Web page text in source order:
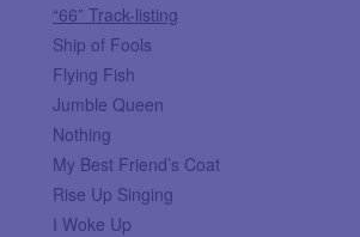
“66” Track-listing
Ship of Fools
Flying Fish
Jumble Queen
Nothing
My Best Friend’s Coat
Rise Up Singing
I Woke Up